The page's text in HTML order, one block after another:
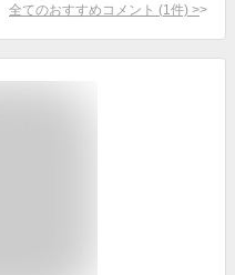
全てのおすすめコメント (1 件) >